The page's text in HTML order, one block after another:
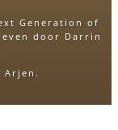
Generation of
door Darrin
Arjen .